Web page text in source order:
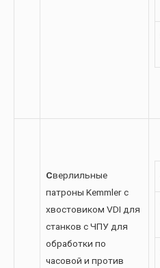
Сверлильные
патроны Kemmler с
хвостовиком VDI для
станков с ЧПУ для
обработки по
часовой и против